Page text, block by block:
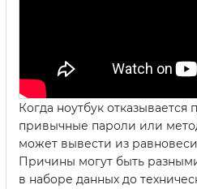
Когда ноутбук отказывается
привычные пароли или
может вывести из
Причины могут быть
в наборе данных до